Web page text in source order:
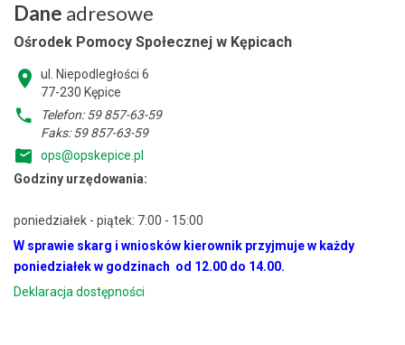
Dane adresowe
Ośrodek Pomocy Społecznej w Kępicach
ul. Niepodległości 6
77-230 Kępice
Telefon: 59 857-63-59
Faks: 59 857-63-59
ops@opskepice.pl
Godziny urzędowania:
poniedziałek - piątek: 7:00 - 15:00
W sprawie skarg i wniosków kierownik przyjmuje w każdy
poniedziałek w godzinach od 12.00 do 14.00.
Deklaracja dostępności